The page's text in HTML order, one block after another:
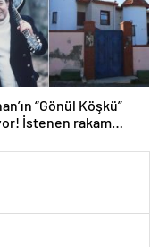
“Gönül Köşkü”
İstenen rakam